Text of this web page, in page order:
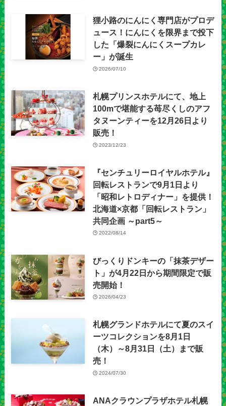
狸小路のにんにく専門店がプロデ
ュース！にんにくを限界まで投下
した「爆裂にんにくスープカレ
ー」が誕生
2026/07/10
札幌プリンスホテルにて、地上
100mで堪能する苺尽くしのアフ
タヌーンティーを12月26日より
販売！
2023/12/23
『センチュリーロイヤルホテル』
回転レストランで9月1日より
「昭和レトロディナー」を提供！
北海道×京都「回転レストラン」
共同企画 ～part5～
2022/08/14
びっくりドンキーの「抹茶デザー
ト」が4月22日から期間限定で販
売開始！
2026/04/23
札幌グランドホテルにて夏のスイ
ーツコレクションを8月1日
（木）～8月31日（土）まで販
売！
2024/07/30
ANAクラウンプラザホテル札幌